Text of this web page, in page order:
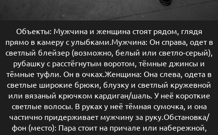
Объекты: Мужчина и женщина стоят рядом, глядя
прямо в камеру с улыбками.Мужчина: Он справа, одет в
светлый блейзер (возможно, белый или светло-серый),
рубашку с расстёгнутым воротом, тёмные джинсы и
тёмные туфли. Он в очках.Женщина: Она слева, одета в
светлые широкие брюки, блузку и светлый кружевной
или вязаный крючком кардиган/шаль. У неё короткие
светлые волосы. В руках у неё тёмная сумочка, и она
частично придерживает мужчину за руку.Обстановка/
фон (место): Пара стоит на причале или набережной,